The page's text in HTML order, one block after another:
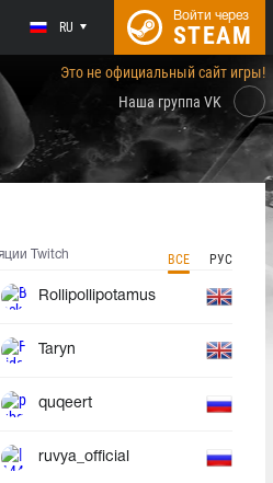
RU
Войти через
STEAM
Это не официальный сайт игры!
Наша группа VK
Twitch ВСЕ РУС
Rollipollipotamus
Taryn
quqeert
ruvya_official